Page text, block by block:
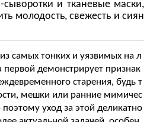
сыворотки и тканевые маски,
молодость, свежесть и сиян
самых тонких и уязвимых на л
демонстрирует признак
старения, будь т
мешки или ранние мимичес
уход за этой деликатно